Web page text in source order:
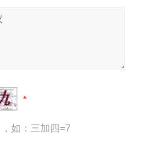
如：三加四=7